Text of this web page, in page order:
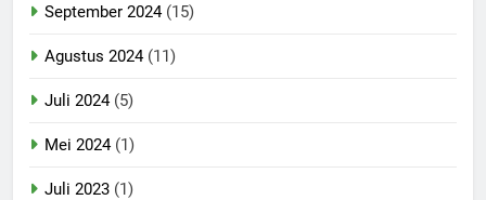
September 2024(15)
Agustus 2024(11)
Juli 2024(5)
Mei 2024(1)
Juli 2023 (1)